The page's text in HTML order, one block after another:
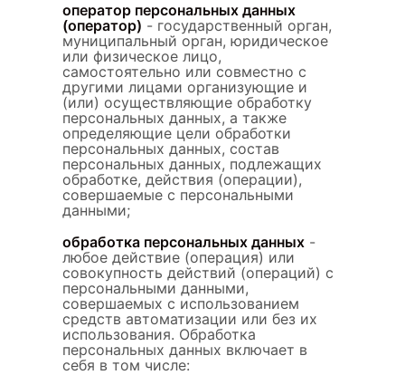
оператор персональных данных
(оператор) - государственный орган,
муниципальный орган, юридическое
или физическое лицо,
самостоятельно или совместно с
другими лицами организующие и
(или) осуществляющие обработку
персональных данных, а также
определяющие цели обработки
персональных данных, состав
персональных данных, подлежащих
обработке, действия (операции),
совершаемые с персональными
данными;
обработка персональных данных -
любое действие (операция) или
совокупность действий (операций) с
персональными данными,
совершаемых с использованием
средств автоматизации или без их
использования. Обработка
персональных данных включает в
себя в том числе: